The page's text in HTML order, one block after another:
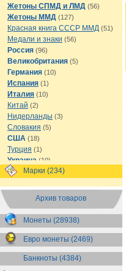
Жетоны СПМД и ЛМД (56)
Жетоны ММД (127)
Красная книга СССР ММД (51)
Медали и знаки (56)
Россия (96)
Великобритания (5)
Германия (10)
Испания (1)
Италия (10)
Китай (2)
Нидерланды (3)
Словакия (5)
США (18)
Турция (1)
Украина (10)
Финляндия(1)
Швеция (1)
Эсватини (Свазиленд)(1)
Эстония(1)
Марки (234)
Архив товаров
Монеты (28938)
Евро монеты (2469)
Банкноты (4384)